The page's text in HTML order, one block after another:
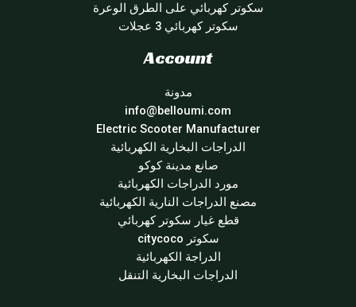
سكوتر كهربائي على الطرق الوعرة
سكوتر كهربائي 3 عجلات
Account
مدونة
info@belloumi.com
Electric Scooter Manufacturer
الدراجات البخارية الكهربائية
صانع مدينة كوكو
مورد الدراجات الكهربائية
مصنع الدراجات النارية الكهربائية
قطع غيار سكوتر كهربائي
سكوتر citycoco
الدراجة الكهربائية
الدراجات البخارية التنقل